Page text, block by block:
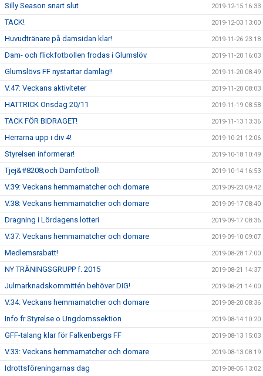
Silly Season snart slut 2019-12-15 16:33
TACK! 2019-12-03 13:00
Huvudtränare på damsidan klar! 2019-11-26 23:18
Dam- och flickfotbollen frodas i Glumslöv 2019-11-20 16:03
Glumslövs FF nystartar damlag!! 2019-11-20 08:49
V.47: Veckans aktiviteter 2019-11-20 08:03
HATTRICK Onsdag 20/11 2019-11-19 08:58
TACK FÖR BIDRAGET! 2019-11-13 13:36
Herrarna upp i div 4! 2019-10-21 12:06
Styrelsen informerar! 2019-10-18 10:49
Tjej&#8208;och Damfotboll! 2019-10-14 16:53
V.39: Veckans hemmamatcher och domare 2019-09-23 09:42
V.38: Veckans hemmamatcher och domare 2019-09-17 08:40
Dragning i Lördagens lotteri 2019-09-17 08:36
V.37: Veckans hemmamatcher och domare 2019-09-10 09:07
Medlemsrabatt! 2019-08-28 17:00
NY TRÄNINGSGRUPP f. 2015 2019-08-21 14:37
Julmarknadskommittén behöver DIG! 2019-08-21 14:00
V.34: Veckans hemmamatcher och domare 2019-08-20 08:36
Info fr Styrelse o Ungdomssektion 2019-08-14 10:20
GFF-talang klar för Falkenbergs FF 2019-08-13 15:03
V.33: Veckans hemmamatcher och domare 2019-08-13 08:19
Idrottsföreningarnas dag 2019-08-05 13:02